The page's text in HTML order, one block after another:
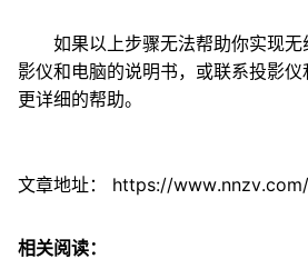
如果以上步骤无法帮助你实现
影仪和电脑的说明书，或联系投影
更详细的帮助。
文章地址： https://
相关阅读：